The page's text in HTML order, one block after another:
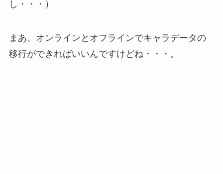
し・・・）
まあ、オンラインとオフラインでキャラデータの
移行ができればいいんですけどね・・・。